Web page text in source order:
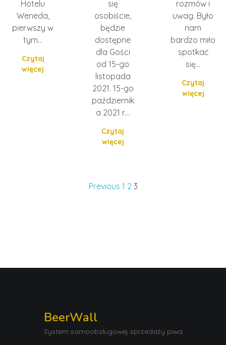
Hotelu
Weneda,
pierwszy w
tym…
Czytaj
więcej
się
osobiście,
będzie
dostępne
dla Gości
od 15-go
listopada
2021. 15-go
październik
a 2021 r.…
Czytaj
więcej
rozmów i
uwag. Było
nam
bardzo miło
spotkać
się…
Czytaj
więcej
Previous 1 2 3
BeerWall
System samoobsługowej sprzedaży piwa